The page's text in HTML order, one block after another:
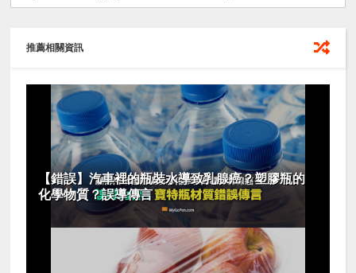
推薦相關資訊
【錯誤】汽車裡的瓶裝水導致乳腺癌？塑膠瓶的
化學物質？誤導傳言